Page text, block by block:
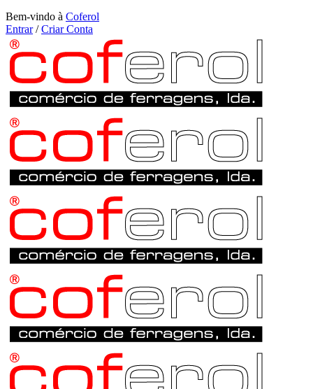
Bem-vindo à Coferol
Entrar/Criar Conta